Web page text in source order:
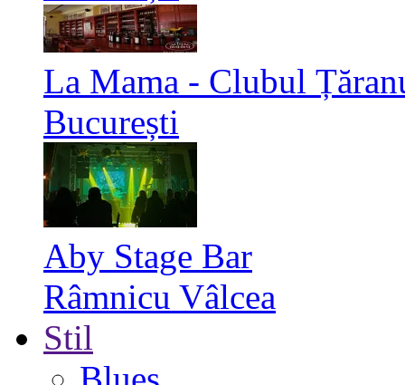
La Mama - Clubul
București
Aby Stage Bar
Râmnicu Vâlcea
Stil